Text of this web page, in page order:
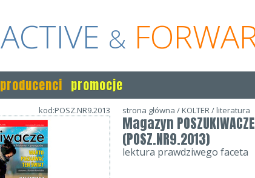
ACTIVE &
producenci promocje
kod:POSZ.NR9.2013 strona główna /KOLTER/literatura
Magazyn
(POSZ.NR9.2013)
lektura prawdziwego faceta